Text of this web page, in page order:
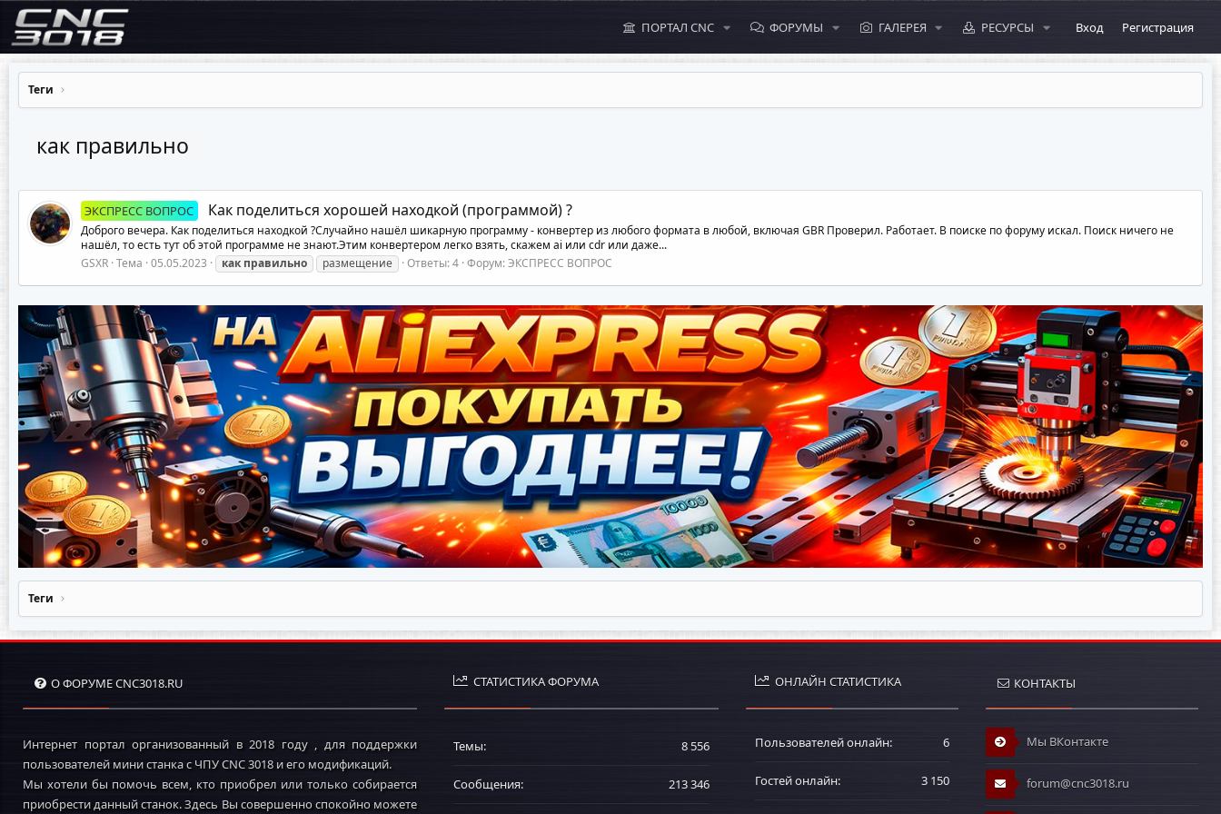
ПОРТАЛ CNC ФОРУМЫ ГАЛЕРЕЯ РЕСУРСЫ Вход Регистрация
Теги
как правильно
ЭКСПРЕСС ВОПРОС Как поделиться хорошей находкой (программой) ?
Доброго вечера. Как поделиться находкой ?Случайно нашёл шикарную программу - конвертер из любого формата в любой, включая GBR Проверил. Работает. В поиске по форуму искал. Поиск ничего не
нашёл, то есть тут об этой программе не знают.Этим конвертером легко взять, скажем ai или cdr или даже...
GSXR Тема 05.05.2023 как правильно размещение Ответы: 4 Форум:ЭКСПРЕСС ВОПРОС
Теги
О ФОРУМЕ CNC3018.RU
Интернет портал организованный в 2018 году , для поддержки
пользователей мини станка с ЧПУ CNC 3018 и его модификаций.
Мы хотели бы помочь всем, кто приобрел или только собирается
приобрести данный станок. Здесь Вы совершенно спокойно можете
СТАТИСТИКА ФОРУМА
Темы 8 556
Сообщения 213 346
ОНЛАЙН СТАТИСТИКА
Пользователей онлайн 6
Гостей онлайн 3 150
КОНТАКТЫ
Мы ВКонтакте
forum@cnc3018.ru